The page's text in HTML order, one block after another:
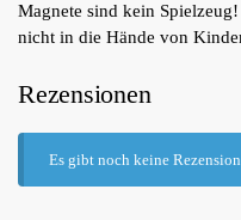
Magnete sind kein
nicht in die Hände von
Rezensionen
Es gibt noch keine